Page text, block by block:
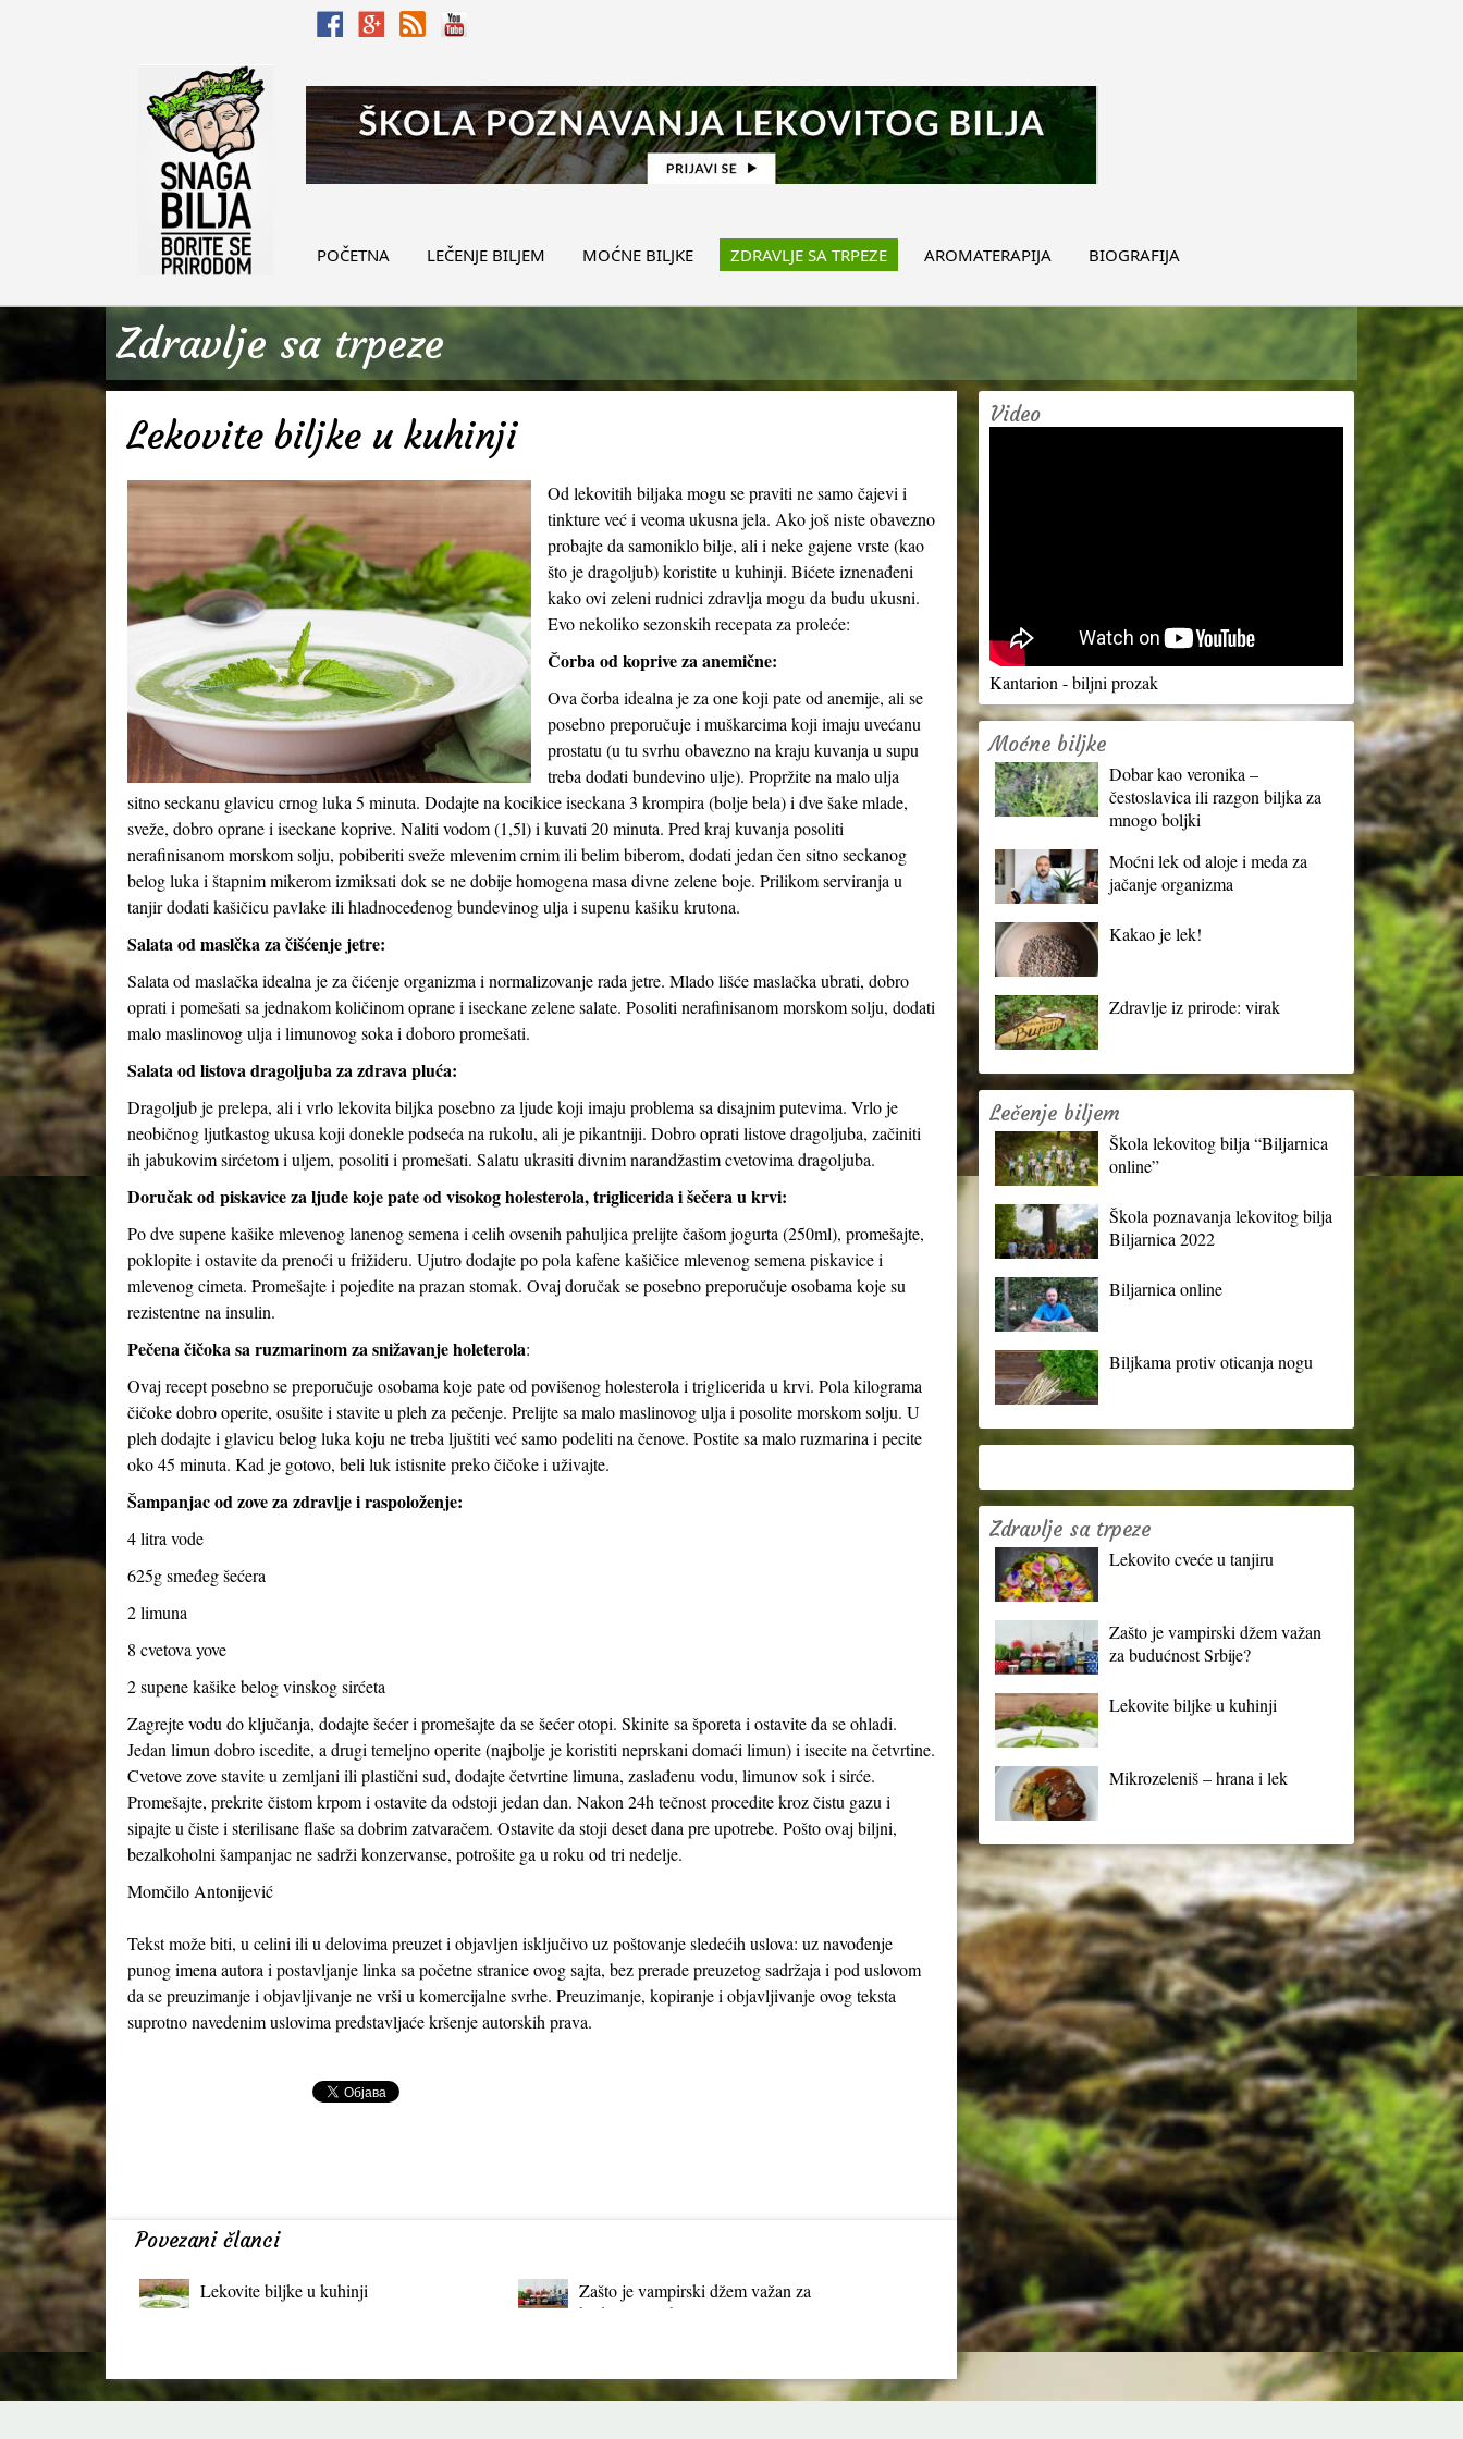
POČETNA LEČENJE BILJEM MOĆNE BILJKE ZDRAVLJE SA TRPEZE AROMATERAPIJA BIOGRAFIJA
Zdravlje sa trpeze
Lekovite biljke u kuhinji
Od lekovitih biljaka mogu se praviti ne samo čajevi i
tinkture već i veoma ukusna jela. Ako još niste obavezno
probajte da samoniklo bilje, ali i neke gajene vrste (kao
što je dragoljub) koristite u kuhinji. Bićete iznenađeni
kako ovi zeleni rudnici zdravlja mogu da budu ukusni.
Evo nekoliko sezonskih recepata za proleće:
Čorba od koprive za anemične:
Ova čorba idealna je za one koji pate od anemije, ali se
posebno preporučuje i muškarcima koji imaju uvećanu
prostatu (u tu svrhu obavezno na kraju kuvanja u supu
treba dodati bundevino ulje). Propržite na malo ulja
sitno seckanu glavicu crnog luka 5 minuta. Dodajte na kocikice iseckana 3 krompira (bolje bela) i dve šake mlade,
sveže, dobro oprane i iseckane koprive. Naliti vodom (1,5l) i kuvati 20 minuta. Pred kraj kuvanja posoliti
nerafinisanom morskom solju, pobiberiti sveže mlevenim crnim ili belim biberom, dodati jedan čen sitno seckanog
belog luka i štapnim mikerom izmiksati dok se ne dobije homogena masa divne zelene boje. Prilikom serviranja u
tanjir dodati kašičicu pavlake ili hladnoceđenog bundevinog ulja i supenu kašiku krutona.
Salata od maslčka za čišćenje jetre:
Salata od maslačka idealna je za čićenje organizma i normalizovanje rada jetre. Mlado lišće maslačka ubrati, dobro
oprati i pomešati sa jednakom količinom oprane i iseckane zelene salate. Posoliti nerafinisanom morskom solju, dodati
malo maslinovog ulja i limunovog soka i doboro promešati.
Salata od listova dragoljuba za zdrava pluća:
Dragoljub je prelepa, ali i vrlo lekovita biljka posebno za ljude koji imaju problema sa disajnim putevima. Vrlo je
neobičnog ljutkastog ukusa koji donekle podseća na rukolu, ali je pikantniji. Dobro oprati listove dragoljuba, začiniti
ih jabukovim sirćetom i uljem, posoliti i promešati. Salatu ukrasiti divnim narandžastim cvetovima dragoljuba.
Doručak od piskavice za ljude koje pate od visokog holesterola, triglicerida i šečera u krvi:
Po dve supene kašike mlevenog lanenog semena i celih ovsenih pahuljica prelijte čašom jogurta (250ml), promešajte,
poklopite i ostavite da prenoći u frižideru. Ujutro dodajte po pola kafene kašičice mlevenog semena piskavice i
mlevenog cimeta. Promešajte i pojedite na prazan stomak. Ovaj doručak se posebno preporučuje osobama koje su
rezistentne na insulin.
Pečena čičoka sa ruzmarinom za snižavanje holeterola:
Ovaj recept posebno se preporučuje osobama koje pate od povišenog holesterola i triglicerida u krvi. Pola kilograma
čičoke dobro operite, osušite i stavite u pleh za pečenje. Prelijte sa malo maslinovog ulja i posolite morskom solju. U
pleh dodajte i glavicu belog luka koju ne treba ljuštiti već samo podeliti na čenove. Postite sa malo ruzmarina i pecite
oko 45 minuta. Kad je gotovo, beli luk istisnite preko čičoke i uživajte.
Šampanjac od zove za zdravlje i raspoloženje:
4 litra vode
625g smeđeg šećera
2 limuna
8 cvetova yove
2 supene kašike belog vinskog sirćeta
Zagrejte vodu do ključanja, dodajte šećer i promešajte da se šećer otopi. Skinite sa šporeta i ostavite da se ohladi.
Jedan limun dobro iscedite, a drugi temeljno operite (najbolje je koristiti neprskani domaći limun) i isecite na četvrtine.
Cvetove zove stavite u zemljani ili plastični sud, dodajte četvrtine limuna, zaslađenu vodu, limunov sok i sirće.
Promešajte, prekrite čistom krpom i ostavite da odstoji jedan dan. Nakon 24h tečnost procedite kroz čistu gazu i
sipajte u čiste i sterilisane flaše sa dobrim zatvaračem. Ostavite da stoji deset dana pre upotrebe. Pošto ovaj biljni,
bezalkoholni šampanjac ne sadrži konzervanse, potrošite ga u roku od tri nedelje.
Momčilo Antonijević
Tekst može biti, u celini ili u delovima preuzet i objavljen isključivo uz poštovanje sledećih uslova: uz navođenje
punog imena autora i postavljanje linka sa početne stranice ovog sajta, bez prerade preuzetog sadržaja i pod uslovom
da se preuzimanje i objavljivanje ne vrši u komercijalne svrhe. Preuzimanje, kopiranje i objavljivanje ovog teksta
suprotno navedenim uslovima predstavljaće kršenje autorskih prava.
Povezani članci
Lekovite biljke u kuhinji
Zašto je vampirski džem važan za
budućnost Srbije?
Video
Kantarion - biljni prozak
Moćne biljke
Dobar kao veronika –
čestoslavica ili razgon biljka za
mnogo boljki
Moćni lek od aloje i meda za
jačanje organizma
Kakao je lek!
Zdravlje iz prirode: virak
Lečenje biljem
Škola lekovitog bilja “Biljarnica
online”
Škola poznavanja lekovitog bilja
Biljarnica 2022
Biljarnica online
Biljkama protiv oticanja nogu
Zdravlje sa trpeze
Lekovito cveće u tanjiru
Zašto je vampirski džem važan
za budućnost Srbije?
Lekovite biljke u kuhinji
Mikrozeleniš – hrana i lek